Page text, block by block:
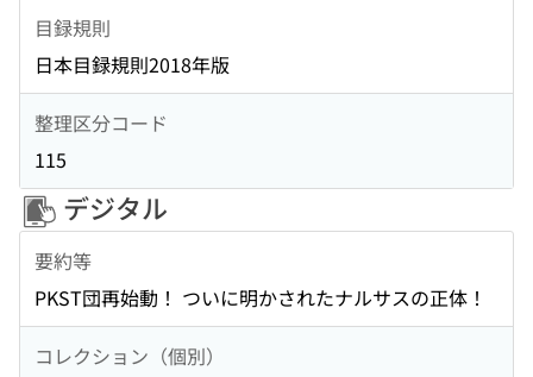
目録規則
日本目録規則2018年版
整理区分コード
115
デジタル
要約等
PKST団再始動！ ついに明かされたナルサスの正体！
コレクション（個別）